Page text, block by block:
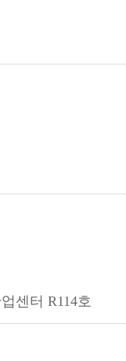
센터 R114호